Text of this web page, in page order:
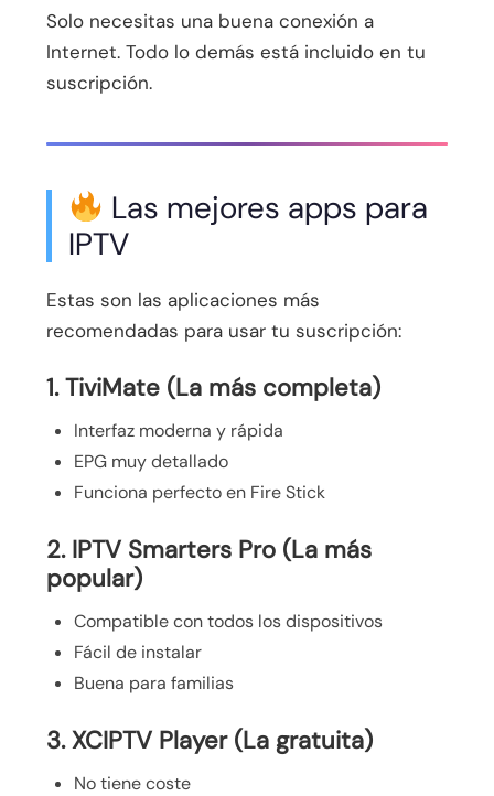
Solo necesitas una buena conexión a
Internet. Todo lo demás está incluido en tu
suscripción.
Las mejores apps para
IPTV
Estas son las aplicaciones más
recomendadas para usar tu suscripción:
1. TiviMate (La más completa)
Interfaz moderna y rápida
EPG muy detallado
Funciona perfecto en Fire Stick
2. IPTV Smarters Pro (La más
popular)
Compatible con todos los dispositivos
Fácil de instalar
Buena para familias
3. XCIPTV Player (La gratuita)
No tiene coste